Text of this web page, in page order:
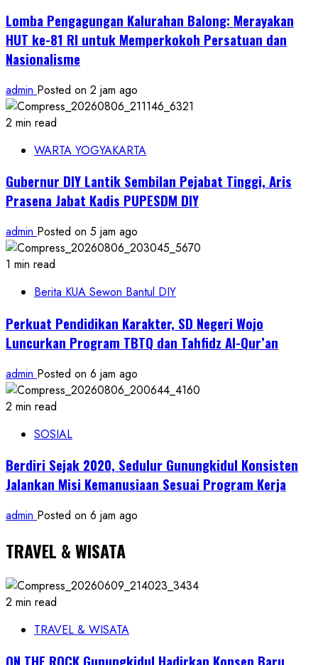
Lomba Pengagungan Kalurahan Balong: Merayakan
HUT ke-81 RI untuk Memperkokoh Persatuan dan
Nasionalisme
admin Posted on 2 jam ago
2 min read
WARTA YOGYAKARTA
Gubernur DIY Lantik Sembilan Pejabat Tinggi, Aris
Prasena Jabat Kadis PUPESDM DIY
admin Posted on 5 jam ago
1 min read
Berita KUA Sewon Bantul DIY
Perkuat Pendidikan Karakter, SD Negeri Wojo
Luncurkan Program TBTQ dan Tahfidz Al-Qur’an
admin Posted on 6 jam ago
2 min read
SOSIAL
Berdiri Sejak 2020, Sedulur Gunungkidul Konsisten
Jalankan Misi Kemanusiaan Sesuai Program Kerja
admin Posted on 6 jam ago
TRAVEL & WISATA
2 min read
TRAVEL & WISATA
ON THE ROCK Gunungkidul Hadirkan Konsep Baru,